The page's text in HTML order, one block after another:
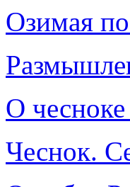
Озимая
О
Чеснок.